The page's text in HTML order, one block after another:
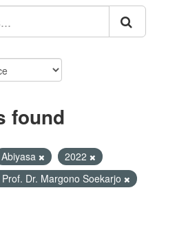
found
Abiyasa
2022
Prof. Dr. Margono Soekarjo